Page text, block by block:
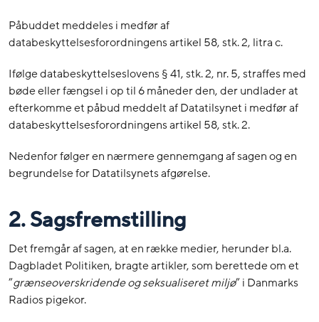
Påbuddet meddeles i medfør af
databeskyttelsesforordningens artikel 58, stk. 2, litra c.
Ifølge databeskyttelseslovens § 41, stk. 2, nr. 5, straffes med
bøde eller fængsel i op til 6 måneder den, der undlader at
efterkomme et påbud meddelt af Datatilsynet i medfør af
databeskyttelsesforordningens artikel 58, stk. 2.
Nedenfor følger en nærmere gennemgang af sagen og en
begrundelse for Datatilsynets afgørelse.
2. Sagsfremstilling
Det fremgår af sagen, at en række medier, herunder bl.a.
Dagbladet Politiken, bragte artikler, som berettede om et
”grænseoverskridende og seksualiseret miljø” i Danmarks
Radios pigekor.